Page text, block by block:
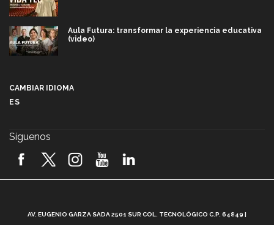
Aula Futura: transformar la experiencia educativa
(video)
2026! (video)
CAMBIAR IDIOMA
ES
Síguenos
AV. EUGENIO GARZA SADA 2501 SUR COL. TECNOLÓGICO C.P. 64849 |